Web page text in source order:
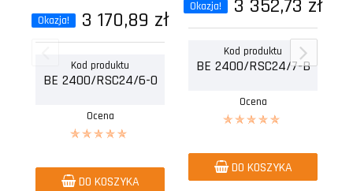
Okazja! 3 170,89 zł
Kod produktu
BE 2400/RSC24/6-O
Ocena
DO KOSZYKA
Okazja! 3 352,73 zł
Kod produktu
BE 2400/RSC24/7-B
Ocena
DO KOSZYKA